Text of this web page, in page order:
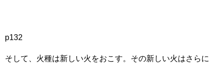
p132
そして、火種は新しい火をおこす。その新しい火はさらに